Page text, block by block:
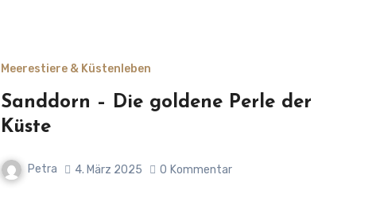
Meerestiere & Küstenleben
Sanddorn – Die goldene Perle der
Küste
Petra 4. März 2025 0 Kommentar